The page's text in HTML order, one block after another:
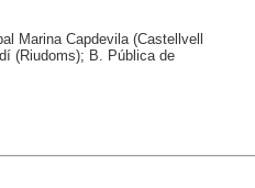
Marina Capdevila (Castellvell
(Riudoms); B. Pública de